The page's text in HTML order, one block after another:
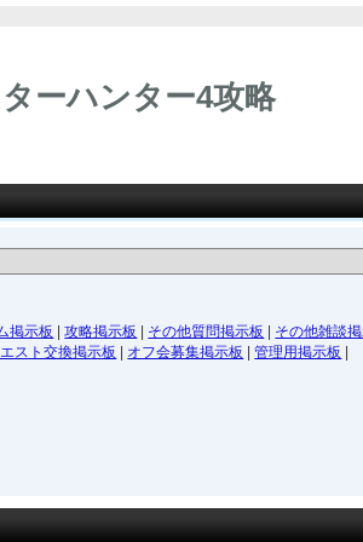
ーハンター4攻略
掲示板 |攻略掲示板 その他質問掲示板
その他雑談
スト交換掲示板 オフ会募集掲示板 |管理用掲示板